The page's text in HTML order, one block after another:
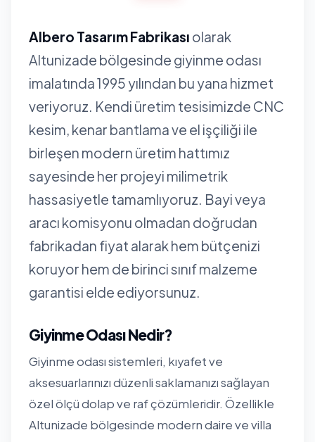
Albero Tasarım Fabrikası olarak
Altunizade bölgesinde giyinme odası
imalatında 1995 yılından bu yana hizmet
veriyoruz. Kendi üretim tesisimizde CNC
kesim, kenar bantlama ve el işçiliği ile
birleşen modern üretim hattımız
sayesinde her projeyi milimetrik
hassasiyetle tamamlıyoruz. Bayi veya
aracı komisyonu olmadan doğrudan
fabrikadan fiyat alarak hem bütçenizi
koruyor hem de birinci sınıf malzeme
garantisi elde ediyorsunuz.
Giyinme Odası Nedir?
Giyinme odası sistemleri, kıyafet ve
aksesuarlarınızı düzenli saklamanızı sağlayan
özel ölçü dolap ve raf çözümleridir. Özellikle
Altunizade bölgesinde modern daire ve villa